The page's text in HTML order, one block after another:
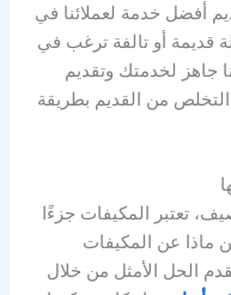
أفضل خدمة لعملائنا في
قديمة أو تالفة ترغب في
جاهز لخدمتك وتقديم
من القديم بطريقة
تعتبر المكيفات جزءًا
ماذا عن المكيفات
الحل الأمثل من خلال